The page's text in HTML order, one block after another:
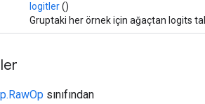
logitler()
Gruptaki her örnek için ağaçtan logits
sınıfından